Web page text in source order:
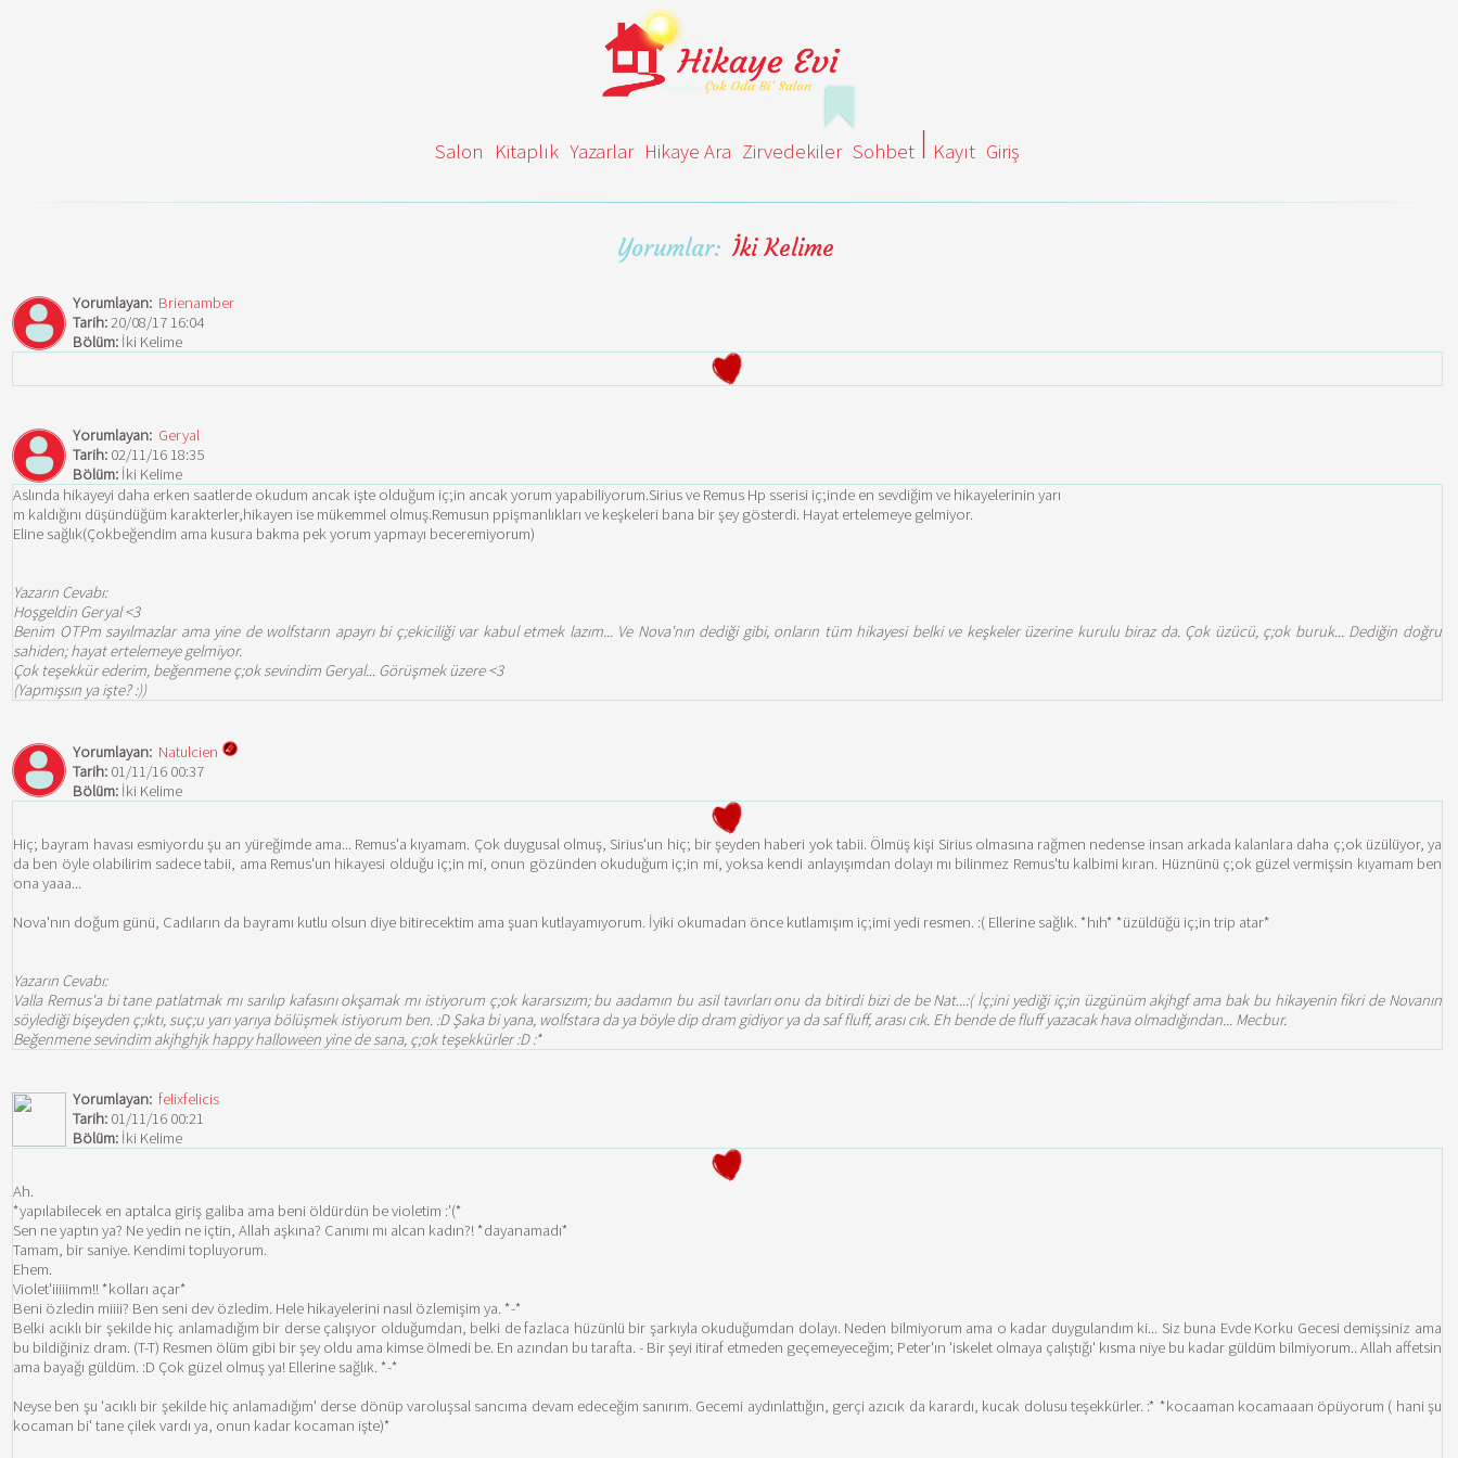
Salon Kitaplık Yazarlar Hikaye Ara Zirvedekiler Sohbet Kayıt Giriş
Yorumlar: İki Kelime
Yorumlayan: Brienamber
Tarih:20/08/17 16:04
Bölüm: İki Kelime
Yorumlayan: Geryal
Tarih: 02/11/16 18:35
Bölüm: İki Kelime
Aslında hikayeyi daha erken saatlerde okudum ancak işte olduğum iç;in ancak yorum yapabiliyorum.Sirius ve Remus Hp sserisi iç;inde en sevdiğim ve hikayelerinin yarı
m kaldığını düşündüğüm karakterler,hikayen ise mükemmel olmuş.Remusun ppişmanlıkları ve keşkeleri bana bir şey gösterdi. Hayat ertelemeye gelmiyor.
Eline sağlık(Çokbeğendim ama kusura bakma pek yorum yapmayı beceremiyorum)
Yazarın Cevabı:
Hoşgeldin Geryal <3
Benim OTPm sayılmazlar ama yine de wolfstarın apayrı bi ç;ekiciliği var kabul etmek lazım... Ve Nova'nın dediği gibi, onların tüm hikayesi belki ve keşkeler üzerine kurulu biraz da. Çok üzücü, ç;ok buruk... Dediğin doğru
sahiden; hayat ertelemeye gelmiyor.
Çok teşekkür ederim, beğenmene ç;ok sevindim Geryal... Görüşmek üzere <3
(Yapmışsın ya işte? :))
Yorumlayan: Natulcien
Tarih: 01/11/16 00:37
Bölüm: İki Kelime
Hiç; bayram havası esmiyordu şu an yüreğimde ama... Remus'a kıyamam. Çok duygusal olmuş, Sirius'un hiç; bir şeyden haberi yok tabii. Ölmüş kişi Sirius olmasına rağmen nedense insan arkada kalanlara daha ç;ok üzülüyor, ya
da ben öyle olabilirim sadece tabii, ama Remus'un hikayesi olduğu iç;in mi, onun gözünden okuduğum iç;in mi, yoksa kendi anlayışımdan dolayı mı bilinmez Remus'tu kalbimi kıran. Hüznünü ç;ok güzel vermişsin kıyamam ben
ona yaaa...
Nova'nın doğum günü, Cadıların da bayramı kutlu olsun diye bitirecektim ama şuan kutlayamıyorum. İyiki okumadan önce kutlamışım iç;imi yedi resmen. :( Ellerine sağlık. *hıh* *üzüldüğü iç;in trip atar*
Yazarın Cevabı:
Valla Remus'a bi tane patlatmak mı sarılıp kafasını okşamak mı istiyorum ç;ok kararsızım; bu aadamın bu asil tavırları onu da bitirdi bizi de be Nat...:( İç;ini yediği iç;in üzgünüm akjhgf ama bak bu hikayenin fikri de Novanın
söylediği bişeyden ç;ıktı, suç;u yarı yarıya bölüşmek istiyorum ben. :D Şaka bi yana, wolfstara da ya böyle dip dram gidiyor ya da saf fluff, arası cık. Eh bende de fluff yazacak hava olmadığından... Mecbur.
Beğenmene sevindim akjhghjk happy halloween yine de sana, ç;ok teşekkürler :D :*
Yorumlayan: felixfelicis
Tarih: 01/11/16 00:21
Bölüm: İki Kelime
Ah.
*yapılabilecek en aptalca giriş galiba ama beni öldürdün be violetim :'(*
Sen ne yaptın ya? Ne yedin ne içtin, Allah aşkına? Canımı mı alcan kadın?! *dayanamadı*
Tamam, bir saniye. Kendimi topluyorum.
Ehem.
Violet'iiiiimm!! *kolları açar*
Beni özledin miiii? Ben seni dev özledim. Hele hikayelerini nasıl özlemişim ya. *-*
Belki acıklı bir şekilde hiç anlamadığım bir derse çalışıyor olduğumdan, belki de fazlaca hüzünlü bir şarkıyla okuduğumdan dolayı. Neden bilmiyorum ama o kadar duygulandım ki... Siz buna Evde Korku Gecesi demişsiniz ama
bu bildiğiniz dram. (T-T) Resmen ölüm gibi bir şey oldu ama kimse ölmedi be. En azından bu tarafta. - Bir şeyi itiraf etmeden geçemeyeceğim; Peter'ın 'iskelet olmaya çalıştığı' kısma niye bu kadar güldüm bilmiyorum.. Allah affetsin
ama bayağı güldüm. :D Çok güzel olmuş ya! Ellerine sağlık. *-*
Neyse ben şu 'acıklı bir şekilde hiç anlamadığım' derse dönüp varoluşsal sancıma devam edeceğim sanırım. Gecemi aydınlattığın, gerçi azıcık da karardı, kucak dolusu teşekkürler. :* *kocaaman kocamaaan öpüyorum ( hani şu
kocaman bi' tane çilek vardı ya, onun kadar kocaman işte)*